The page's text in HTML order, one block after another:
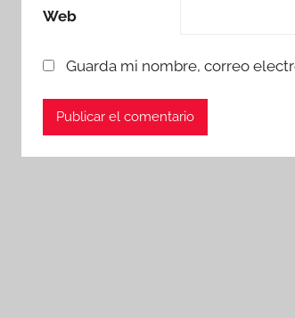
Web
Guarda mi nombre, correo